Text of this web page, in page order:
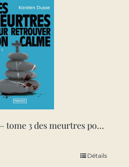
les meurtres zen – tome 3 des meurtres pour retrouver son calme – vol03
Détails